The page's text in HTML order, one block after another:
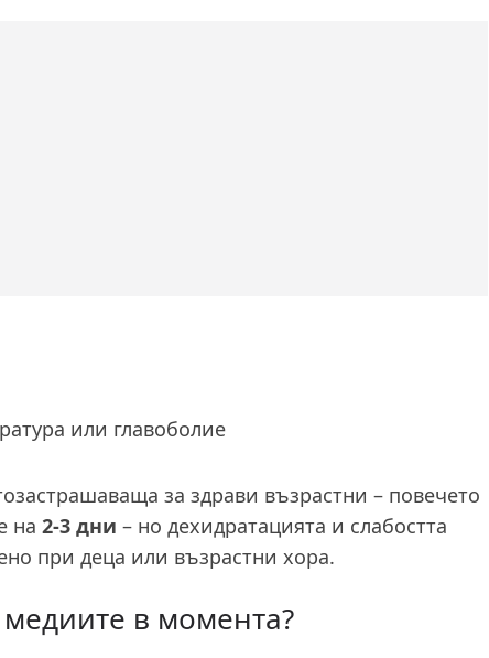
или главоболие
за здрави възрастни – повечето
на 2-3 дни – но дехидратацията и слабостта
при деца или възрастни хора.
в момента?